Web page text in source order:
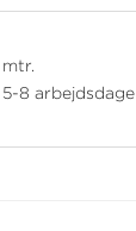
mtr.
8 arbejdsdage